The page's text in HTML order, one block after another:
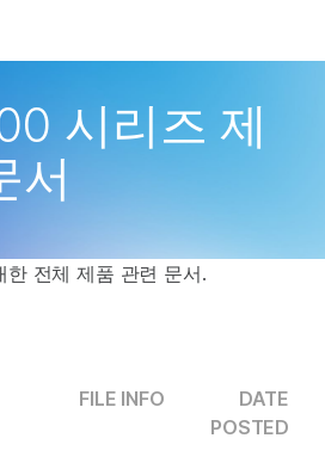
시리즈 제
서
한 전체 제품 관련 문서.
FILE INFO
DATE
POSTED
야를 선택해 주세요:
×
임상 종양학 연구